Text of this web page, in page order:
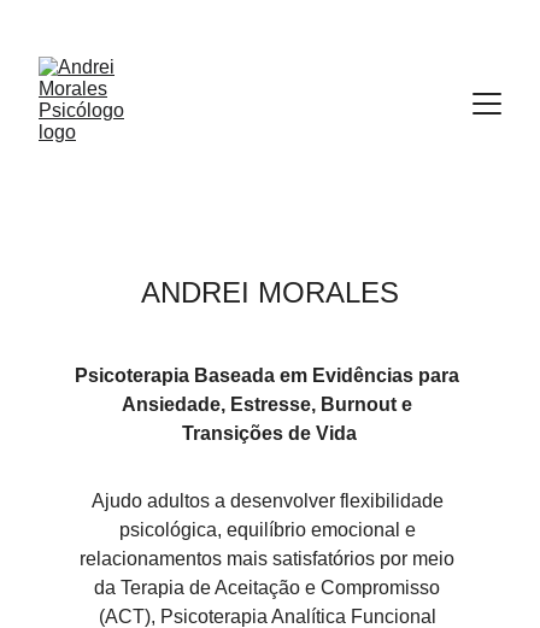
ANDREI MORALES
Psicoterapia Baseada em Evidências para
Ansiedade, Estresse, Burnout e
Transições de Vida
Ajudo adultos a desenvolver flexibilidade
psicológica, equilíbrio emocional e
relacionamentos mais satisfatórios por meio
da Terapia de Aceitação e Compromisso
(ACT), Psicoterapia Analítica Funcional